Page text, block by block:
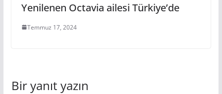
Yenilenen Octavia ailesi Türkiye’de
Temmuz 17, 2024
Bir yanıt yazın